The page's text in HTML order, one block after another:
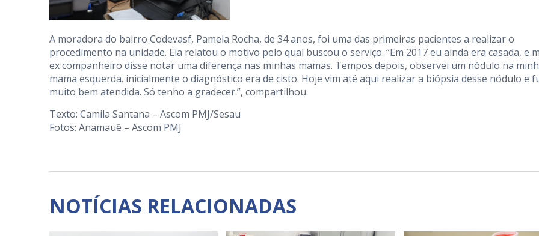
A moradora do bairro Codevasf, Pamela Rocha, de 34 anos, foi uma das primeiras pacientes a realizar o
procedimento na unidade. Ela relatou o motivo pelo qual buscou o serviço. “Em 2017 eu ainda era casada, e
ex companheiro disse notar uma diferença nas minhas mamas. Tempos depois, observei um nódulo na
mama esquerda. inicialmente o diagnóstico era de cisto. Hoje vim até aqui realizar a biópsia desse nódulo e
muito bem atendida. Só tenho a gradecer.”, compartilhou.
Texto: Camila Santana – Ascom PMJ/Sesau
Fotos: Anamauê – Ascom PMJ
NOTÍCIAS RELACIONADAS